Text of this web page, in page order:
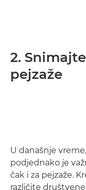
2.
pejzaže
U današnje vreme,
podjednako je
čak i za pejzaže.
različite